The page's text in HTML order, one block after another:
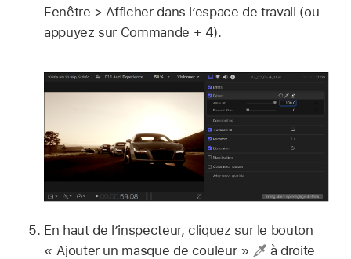
Fenêtre > Afficher dans l’espace de travail (ou
appuyez sur Commande + 4).
En haut de l’inspecteur, cliquez sur le bouton
« Ajouter un masque de couleur »
à droite